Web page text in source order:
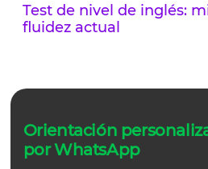
Test de nivel de inglés:
fluidez actual
Orientación
por WhatsApp